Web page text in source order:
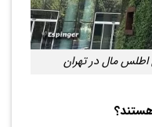
اطلس مال در تهران